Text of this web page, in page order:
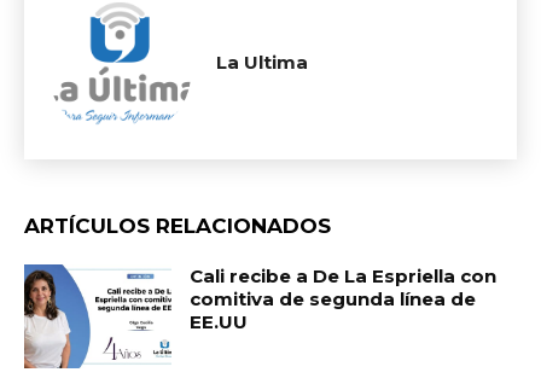
La Ultima
ARTÍCULOS RELACIONADOS
Cali recibe a De La Espriella con
comitiva de segunda línea de
EE.UU